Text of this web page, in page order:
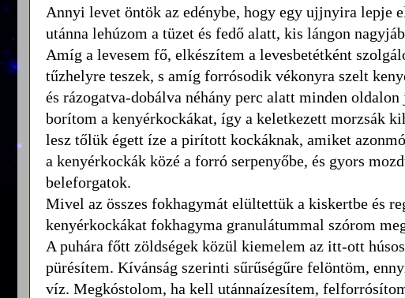
Annyi levet öntök az edénybe, hogy egy ujjnyira lepje
utánna lehúzom a tüzet és fedő alatt, kis lángon
Amíg a levesem fő, elkészítem a levesbetétként
tűzhelyre teszek, s amíg forrósodik vékonyra szelt
és rázogatva-dobálva néhány perc alatt minden
borítom a kenyérkockákat, így a keletkezett morzsák
lesz tőlük égett íze a pirított kockáknak, amiket
a kenyérkockák közé a forró serpenyőbe, és gyors
beleforgatok.
Mivel az összes fokhagymát elültettük a kiskertbe és
kenyérkockákat fokhagyma granulátummal szórom
A puhára főtt zöldségek közül kiemelem az itt-ott
pürésítem. Kívánság szerinti sűrűségűre felöntöm,
víz. Megkóstolom, ha kell utánnaízesítem,